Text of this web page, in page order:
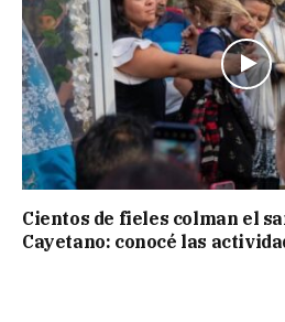
Cientos de fieles colman el
Cayetano: conocé las